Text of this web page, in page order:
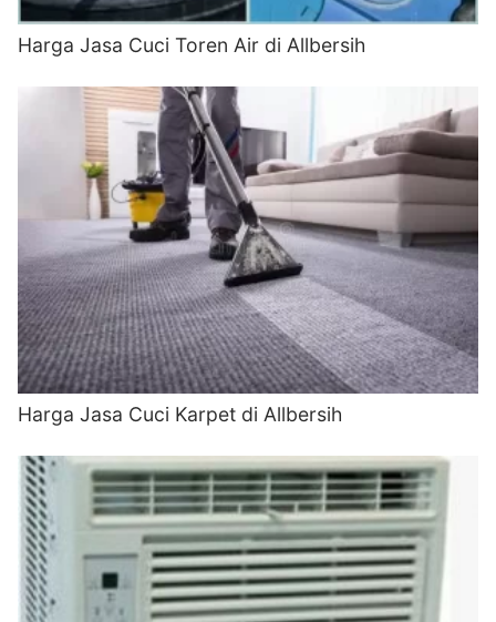
Harga Jasa Cuci Toren Air di Allbersih
Harga Jasa Cuci Karpet di Allbersih